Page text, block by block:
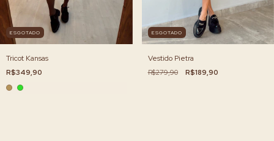
ESGOTADO
Tricot Kansas
R$349,90
ESGOTADO
Vestido Pietra
R$279,90 R$189,90